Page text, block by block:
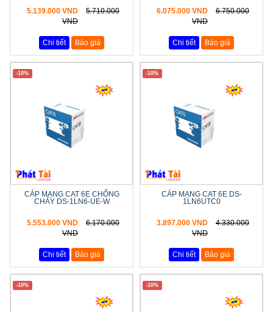
5.139.000 VND
5.710.000
VND
Chi tiết Báo giá
6.075.000 VND
6.750.000
VND
Chi tiết Báo giá
-10%
CÁP MẠNG CAT 6E CHỐNG
CHÁY DS-1LN6-UE-W
5.553.000 VND
6.170.000
VND
Chi tiết Báo giá
-10%
CÁP MẠNG CAT 6E DS-
1LN6UTC0
3.897.000 VND
4.330.000
VND
Chi tiết Báo giá
-10% -10%